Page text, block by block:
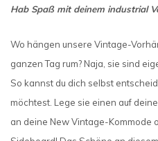
Hab Spaß mit deinem industrial
Wo hängen unsere Vintage-
ganzen Tag rum? Naja, sie sind
So kannst du dich selbst
möchtest. Lege sie einen auf
an deine New Vintage-Kommode